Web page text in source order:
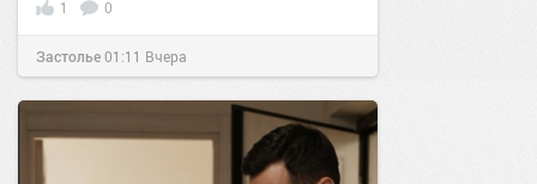
1 0
Застолье01:11 Вчера